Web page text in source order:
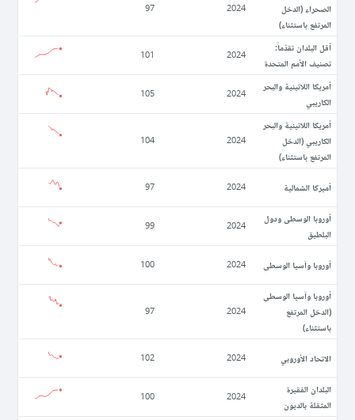
الصحراء (الدخل
المرتفع باستثناء)
2024
97
أقل البلدان تقدّماً:
تصنيف الأمم المتحدة
2024
101
أمريكا اللاتينية والبحر
الكاريبي
2024
105
أمريكا اللاتينية والبحر
الكاريبي (الدخل
المرتفع باستثناء)
2024
104
أميركا الشمالية 2024
97
أوروبا الوسطى ودول
البلطيق
2024
99
أوروبا وآسيا الوسطى 2024
100
أوروبا وآسيا الوسطى
(الدخل المرتفع
باستثناء)
2024
97
الاتحاد الأوروبي 2024
102
البلدان الفقيرة
المثقلة بالديون
2024
100